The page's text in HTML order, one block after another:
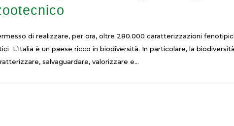
di realizzare, per ora, oltre 280.000 caratterizzazioni
L’Italia è un paese ricco in biodiversità. In particolare, la
salvaguardare, valorizzare e...